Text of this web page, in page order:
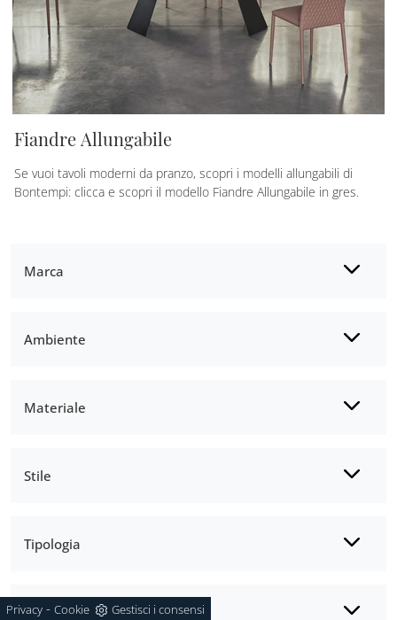
Marca
Ambiente
Materiale
Stile
Tipologia
I più visti a :
Fiandre Allungabile
Se vuoi tavoli moderni da pranzo, scopri i modelli allungabili di
Bontempi: clicca e scopri il modello Fiandre Allungabile in gres.
Privacy - Cookie Gestisci i consensi